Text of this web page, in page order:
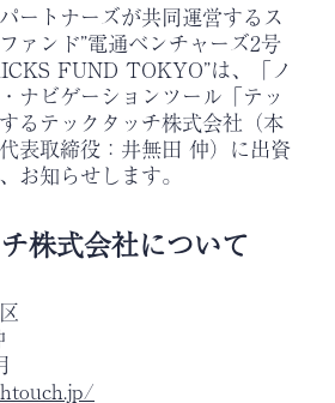
ートナーズが共同運営するス
ァンド”電通ベンチャーズ2号
FUND TOKYO”は、「ノ
ナビゲーションツール「テッ
るテックタッチ株式会社（本
表取締役：井無田 仲）に出資
お知らせします。
株式会社について